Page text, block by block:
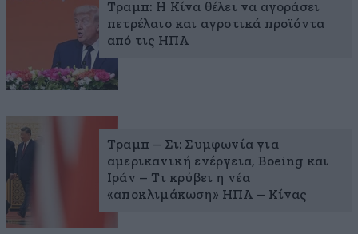
Τραμπ: Η Κίνα θέλει να αγοράσει
πετρέλαιο και αγροτικά προϊόντα
από τις ΗΠΑ
Τραμπ – Σι: Συμφωνία για
αμερικανική ενέργεια, Boeing και
Ιράν – Τι κρύβει η νέα
«αποκλιμάκωση» ΗΠΑ – Κίνας